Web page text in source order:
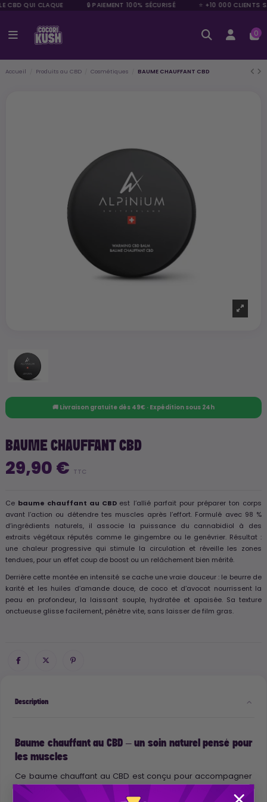
CBD QUI CLAQUE 🔒 PAIEMENT 100% SÉCURISÉ ⭐ +10 000 CLIENTS
0
Accueil Produits au CBD Cosmétiques BAUME CHAUFFANT CBD
🚚 Livraison gratuite dès 49€ · Expédition sous 24h
BAUME CHAUFFANT CBD
29,90 € TTC
Ce baume chauffant au CBD est l’allié parfait pour préparer ton corps
avant l’action ou détendre tes muscles après l’effort. Formulé avec 98 %
d’ingrédients naturels, il associe la puissance du cannabidiol à des
extraits végétaux réputés comme le gingembre ou le genévrier. Résultat :
une chaleur progressive qui stimule la circulation et réveille les zones
tendues, pour un effet coup de boost ou un relâchement bien mérité.
Derrière cette montée en intensité se cache une vraie douceur : le beurre de
karité et les huiles d’amande douce, de coco et d’avocat nourrissent la
peau en profondeur, la laissant souple, hydratée et apaisée. Sa texture
onctueuse glisse facilement, pénètre vite, sans laisser de film gras.
Description
Baume chauffant au CBD – un soin naturel pensé pour
les muscles
Ce baume chauffant au CBD est conçu pour accompagner
aussi bien les sportifs que les personnes actives en quête